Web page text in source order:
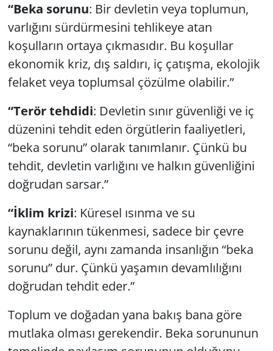
“Beka sorunu: Bir devletin veya toplumun,
varlığını sürdürmesini tehlikeye atan
koşulların ortaya çıkmasıdır. Bu koşullar
ekonomik kriz, dış saldırı, iç çatışma, ekolojik
felaket veya toplumsal çözülme olabilir.”
“Terör tehdidi: Devletin sınır güvenliği ve iç
düzenini tehdit eden örgütlerin faaliyetleri,
“beka sorunu” olarak tanımlanır. Çünkü bu
tehdit, devletin varlığını ve halkın güvenliğini
doğrudan sarsar.”
“İklim krizi: Küresel ısınma ve su
kaynaklarının tükenmesi, sadece bir çevre
sorunu değil, aynı zamanda insanlığın “beka
sorunu” dur. Çünkü yaşamın devamlılığını
doğrudan tehdit eder.”
Toplum ve doğadan yana bakış bana göre
mutlaka olması gerekendir. Beka sorununun
Yerel